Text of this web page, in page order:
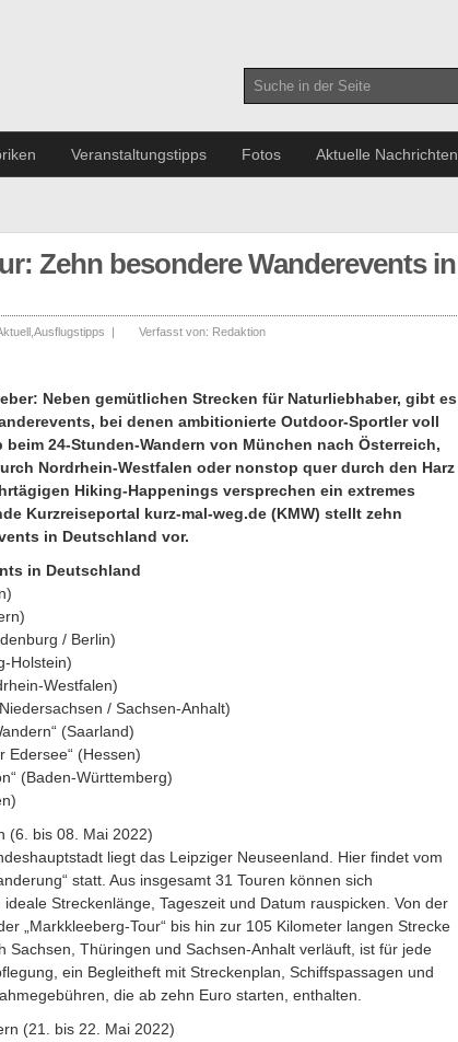
Veranstaltungstipps Fotos Aktuelle Nachrichten
Zehn besondere Wanderevents in
Ausflugstipps | Verfasst von: Redaktion
Neben gemütlichen Strecken für Naturliebhaber, gibt es
bei denen ambitionierte Outdoor-Sportler voll
24-Stunden-Wandern von München nach Österreich,
Nordrhein-Westfalen oder nonstop quer durch den Harz
Hiking-Happenings versprechen ein extremes
Kurzreiseportal kurz-mal-weg.de (KMW) stellt zehn
in Deutschland vor.
in Deutschland
/ Berlin)
Holstein)
Westfalen)
/ Sachsen-Anhalt)
(Saarland)
Edersee“ (Hessen)
(Baden-Württemberg)
(6. bis 08. Mai 2022)
liegt das Leipziger Neuseenland. Hier findet vom
statt. Aus insgesamt 31 Touren können sich
Streckenlänge, Tageszeit und Datum rauspicken. Von der
„Markkleeberg-Tour“ bis hin zur 105 Kilometer langen Strecke
Sachsen, Thüringen und Sachsen-Anhalt verläuft, ist für jede
ein Begleitheft mit Streckenplan, Schiffspassagen und
die ab zehn Euro starten, enthalten.
(21. bis 22. Mai 2022)